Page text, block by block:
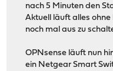
nach 5 Minuten den
Aktuell läuft alles
noch mal aus zu
OPNsense läuft nun
ein Netgear Smart